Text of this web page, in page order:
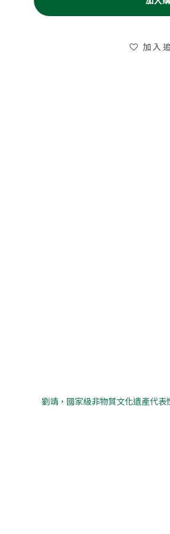
加入
劉靖，國家級非物質文化遺產代